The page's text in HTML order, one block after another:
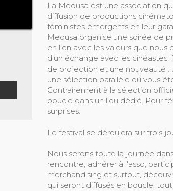
La Medusa est une association
diffusion de productions
féministes émergents en leur
Medusa organise une soirée de
en lien avec les valeurs que
d'un échange avec les cinéastes.
de projection et une nouveauté :
une sélection parallèle où vous
Contrairement à la sélection
boucle dans un lieu dédié. Pour
surprises.
Le festival se déroulera sur trois
Nous serons toute la journée
rencontre, adhérer à l'asso,
merchandising et surtout,
qui seront diffusés en boucle,